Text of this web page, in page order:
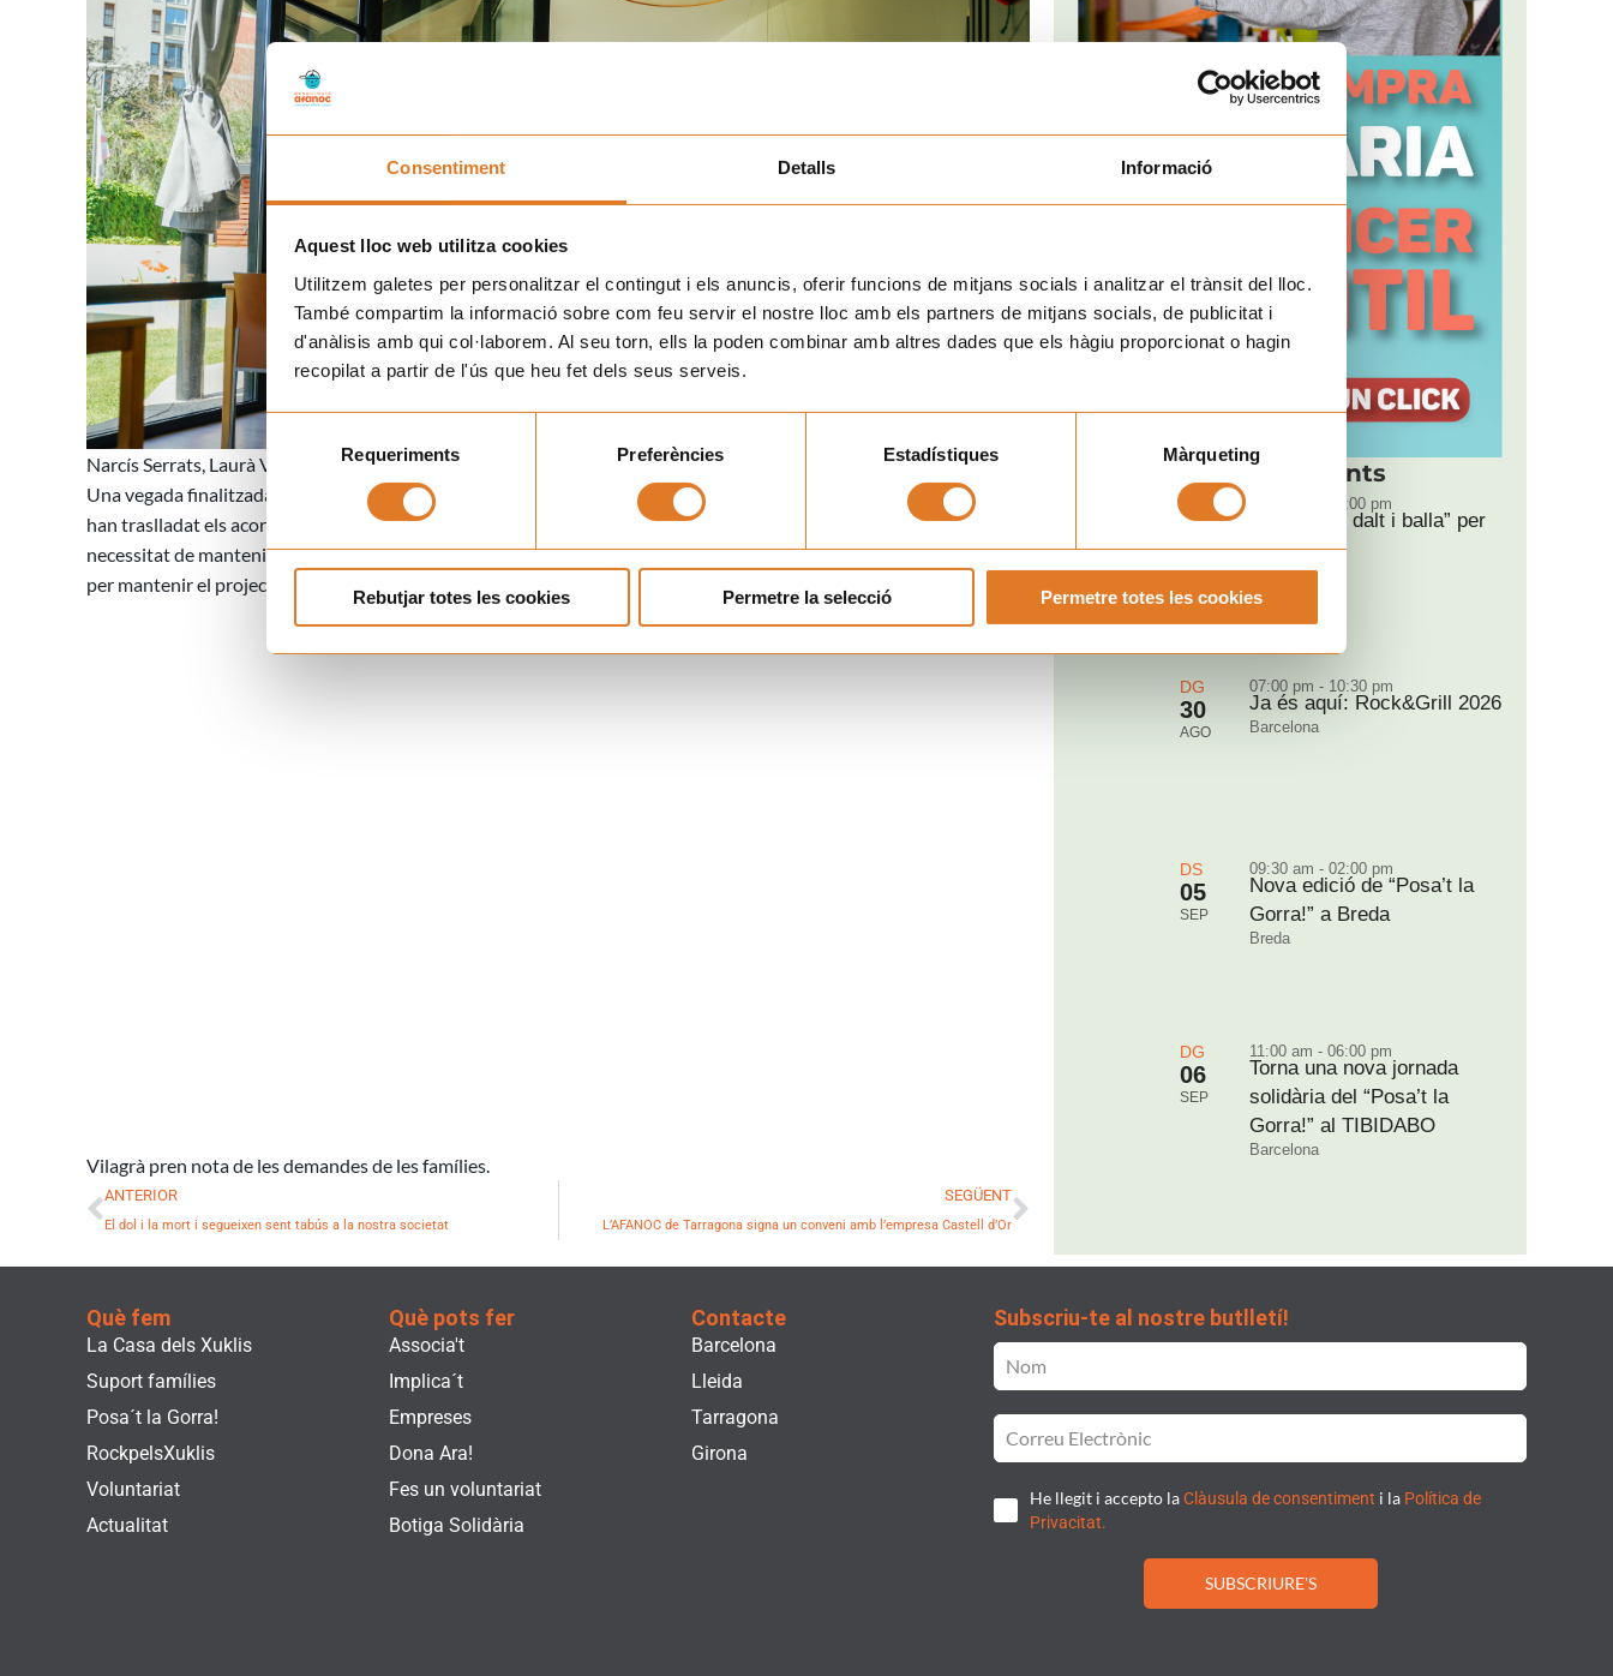
Consentiment Detalls Informació
Aquest lloc web utilitza cookies
Utilitzem galetes per personalitzar el contingut i els anuncis, oferir funcions de mitjans socials i analitzar el trànsit del lloc.
També compartim la informació sobre com feu servir el nostre lloc amb els partners de mitjans socials, de publicitat i
d'anàlisis amb qui col·laborem. Al seu torn, ells la poden combinar amb altres dades que els hàgiu proporcionat o hagin
recopilat a partir de l'ús que heu fet dels seus serveis.
de
consentiment
Requeriments Preferències Estadístiques Màrqueting
Rebutjar totes les cookies Permetre la selecció Permetre totes les cookies
Narcís Serrats, Laurà Vilagrà i Josep Cruz, en un moment de la visita.
Una vegada finalitzada la visita per les instal·lacions de la casa, s’ha fet una reunió conjunta, i des de l’AFANOC se li
han traslladat els acords que s’han arribat amb les Conselleries d’ensenyament, Salut i Drets Socials, i de la
necessitat de mantenir la seva continuïtat. Vilagrà ha mostrat molt interès en la tasca de l’entitat i de com fa front
per mantenir el projecte de gratuïtat per a les famílies.
Vilagrà pren nota de les demandes de les famílies.
Prev
ANTERIOR
El dol i la mort i segueixen sent tabús a la nostra societat
SEGÜENT
L’AFANOC de Tarragona signa un conveni amb l’empresa Castell d’Or
Next
Pròxims esdeveniments
18
AGO
09:00 pm - 11:00 pm
“Puja, aquí dalt i balla” per
Sant Magí
Tarragona
DG
30
AGO
07:00 pm - 10:30 pm
Ja és aquí: Rock&Grill 2026
Barcelona
DS
05
SEP
09:30 am - 02:00 pm
Nova edició de “Posa’t la
Gorra!” a Breda
Breda
DG
06
SEP
11:00 am - 06:00 pm
Torna una nova jornada
solidària del “Posa’t la
Gorra!” al TIBIDABO
Barcelona
Què fem
La Casa dels Xuklis
Suport famílies
Posa´t la Gorra!
RockpelsXuklis
Voluntariat
Actualitat
Què pots fer
Associa't
Implica´t
Empreses
Dona Ara!
Fes un voluntariat
Botiga Solidària
Contacte
Barcelona
Lleida
Tarragona
Girona
Subscriu-te al nostre butlletí!
He llegit i accepto laClàusula de consentiment i la Política de
Privacitat.
SUBSCRIURE'S